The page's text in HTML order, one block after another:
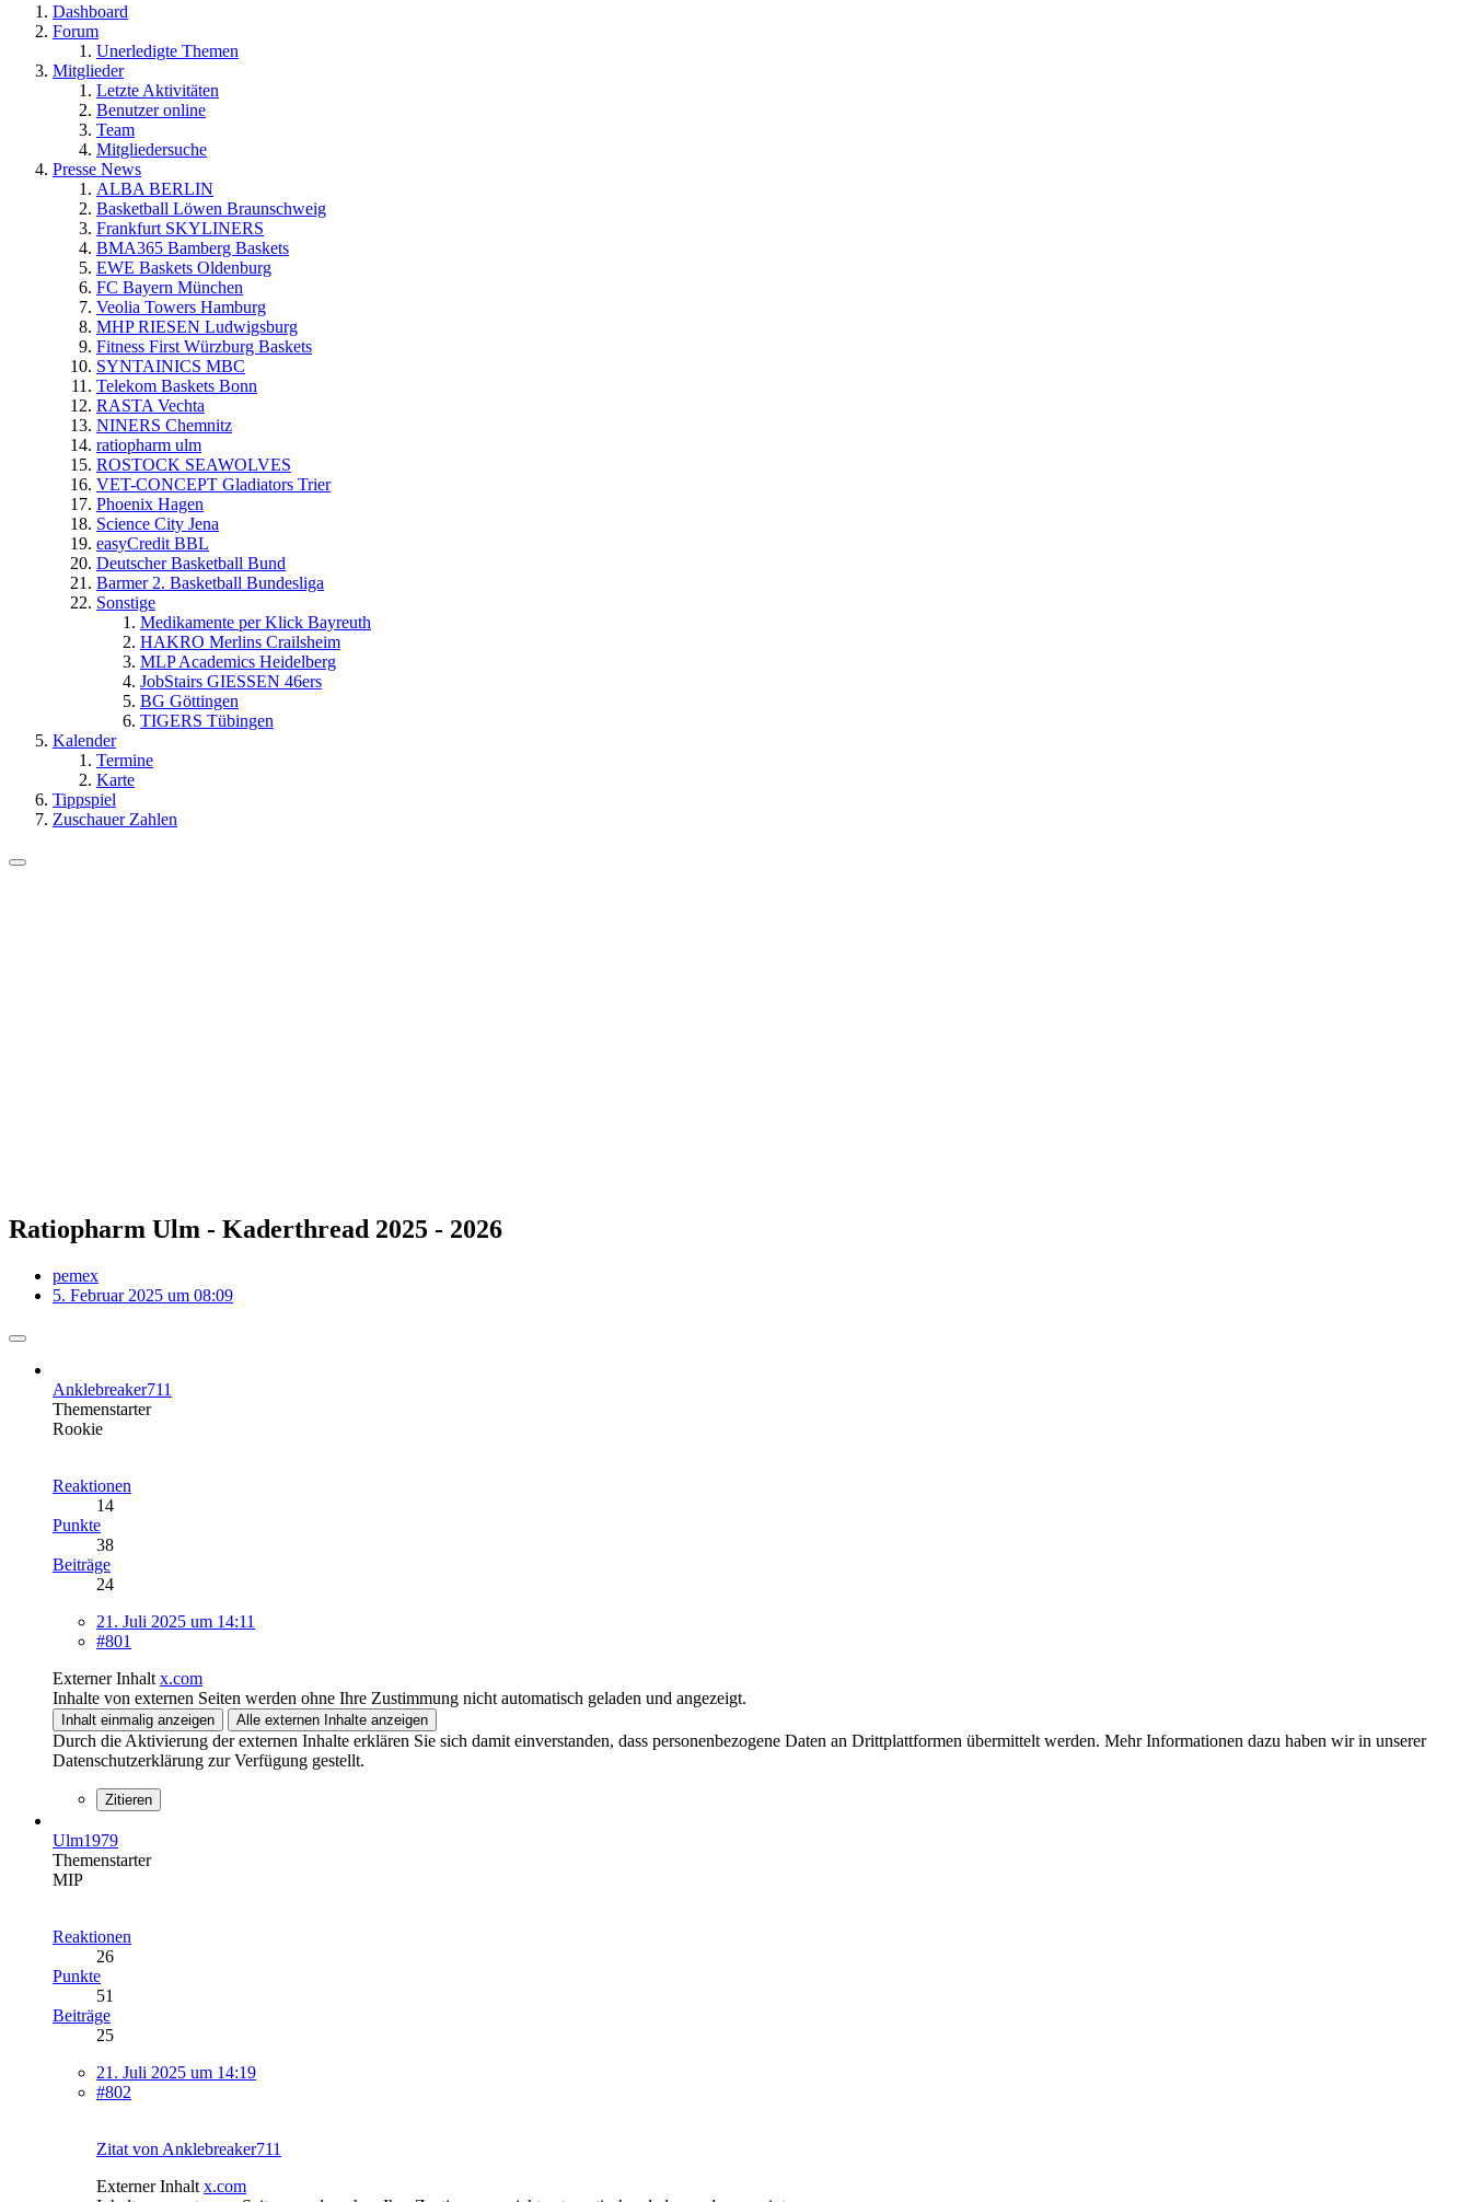
Dashboard
Forum
Unerledigte Themen
Mitglieder
Letzte Aktivitäten
Benutzer online
Team
Mitgliedersuche
Presse News
ALBA BERLIN
Basketball Löwen Braunschweig
Frankfurt SKYLINERS
BMA365 Bamberg Baskets
EWE Baskets Oldenburg
FC Bayern München
Veolia Towers Hamburg
MHP RIESEN Ludwigsburg
Fitness First Würzburg Baskets
SYNTAINICS MBC
Telekom Baskets Bonn
RASTA Vechta
NINERS Chemnitz
ratiopharm ulm
ROSTOCK SEAWOLVES
VET-CONCEPT Gladiators Trier
Phoenix Hagen
Science City Jena
easyCredit BBL
Deutscher Basketball Bund
Barmer 2. Basketball Bundesliga
Sonstige
Medikamente per Klick Bayreuth
HAKRO Merlins Crailsheim
MLP Academics Heidelberg
JobStairs GIESSEN 46ers
BG Göttingen
TIGERS Tübingen
Kalender
Termine
Karte
Tippspiel
Zuschauer Zahlen
Ratiopharm Ulm - Kaderthread 2025 - 2026
pemex
5. Februar 2025 um 08:09
Anklebreaker711
Themenstarter
Rookie
Reaktionen
14
Punkte
38
Beiträge
24
21. Juli 2025 um 14:11
#801
Externer Inhalt x.com
Inhalte von externen Seiten werden ohne Ihre Zustimmung nicht automatisch geladen und angezeigt.
Inhalt einmalig anzeigen Alle externen Inhalte anzeigen
Durch die Aktivierung der externen Inhalte erklären Sie sich damit einverstanden, dass personenbezogene Daten an Drittplattformen übermittelt werden. Mehr Informationen dazu haben wir in unserer
Datenschutzerklärung zur Verfügung gestellt.
Zitieren
Ulm1979
Themenstarter
MIP
Reaktionen
26
Punkte
51
Beiträge
25
21. Juli 2025 um 14:19
#802
Zitat von Anklebreaker711
Externer Inhalt x.com